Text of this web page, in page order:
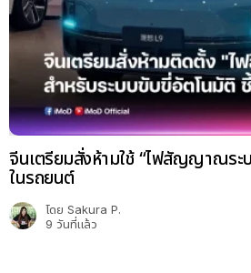
จีนเตรียมสั่งห้ามใช้ “ไฟสัญญาณระ
ในรถยนต์
โดย Sakura P.
9 วันที่แล้ว